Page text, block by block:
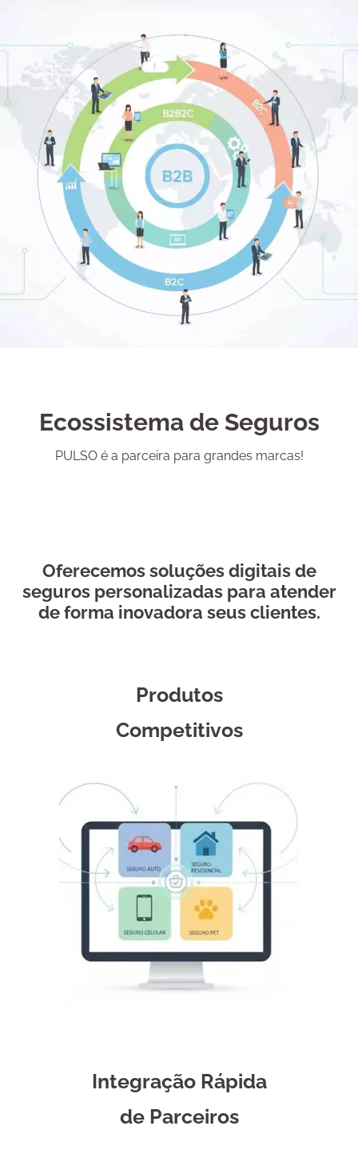
Ecossistema de Seguros
PULSO é a parceira para grandes marcas!
Oferecemos soluções digitais de
seguros personalizadas para atender
de forma inovadora seus clientes.
Produtos
Competitivos
Integração Rápida
de Parceiros